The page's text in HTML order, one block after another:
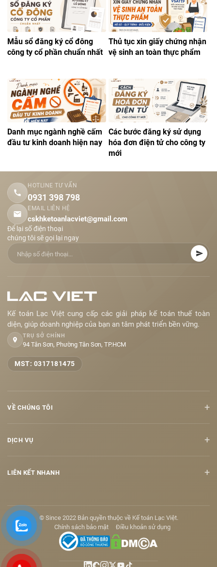
Mẫu sổ đăng ký cổ đông
công ty cổ phần chuẩn nhất
Thủ tục xin giấy chứng nhận
vệ sinh an toàn thực phẩm
Danh mục ngành nghề cấm
đầu tư kinh doanh hiện nay
Các bước đăng ký sử dụng
hóa đơn điện tử cho công ty
mới
HOTLINE TƯ VẤN
0931 398 798
EMAIL LIÊN HỆ
cskhketoanlacviet@gmail.com
Để lại số điện thoại
chúng tôi sẽ gọi lại ngay
Kế toán Lạc Việt cung cấp các giải pháp kế toán thuế toàn
diện, giúp doanh nghiệp của bạn an tâm phát triển bền vững.
TRỤ SỞ CHÍNH
94 Tân Sơn, Phường Tân Sơn, TP.HCM
MST: 0317181475
VỀ CHÚNG TÔI +
DỊCH VỤ +
LIÊN KẾT NHANH +
© Since 2022 Bản quyền thuộc về Kế toán Lạc Việt.
Chính sách bảo mật
Điều khoản sử dụng